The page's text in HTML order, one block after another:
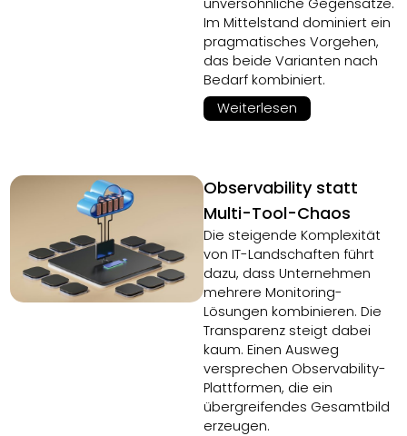
unversöhnliche Gegensätze.
Im Mittelstand dominiert ein
pragmatisches Vorgehen,
das beide Varianten nach
Bedarf kombiniert.
Weiterlesen
Observability statt
Multi-Tool-Chaos
Die steigende Komplexität
von IT-Landschaften führt
dazu, dass Unternehmen
mehrere Monitoring-
Lösungen kombinieren. Die
Transparenz steigt dabei
kaum. Einen Ausweg
versprechen Observability-
Plattformen, die ein
übergreifendes Gesamtbild
erzeugen.